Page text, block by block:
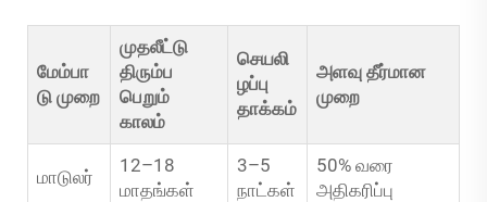
மேம்பா
டு முறை
முதலீட்டு
திரும்ப
பெறும்
காலம்
செயலி
ழப்பு
தாக்கம்
அளவு தீர்மான
முறை
மாடுலர்
12–18
மாதங்கள்
3–5
நாட்கள்
50% வரை
அதிகரிப்பு